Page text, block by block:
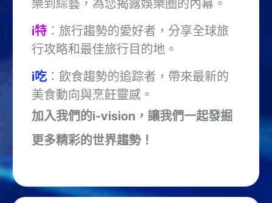
樂到綜藝，為您揭露娛樂圈的內幕。
i特：旅行趨勢的愛好者，分享全球旅
行攻略和最佳旅行目的地。
i吃：飲食趨勢的追踪者，帶來最新的
美食動向與烹飪靈感。
加入我們的i-vision，讓我們一起發掘
更多精彩的世界趨勢！